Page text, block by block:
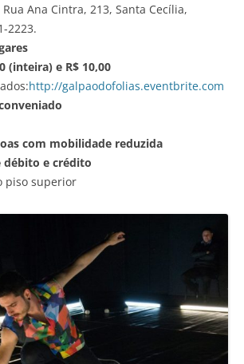
Rua Ana Cintra, 213, Santa Cecília,
2223.
(inteira) e R$ 10,00
http://galpaodofolias.eventbrite.com
com mobilidade reduzida
débito e crédito
piso superior